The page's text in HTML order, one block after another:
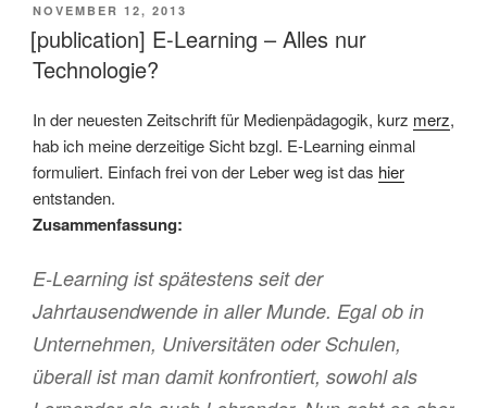
VERÖFFENTLICHT
AM
NOVEMBER 12, 2013
[publication] E-Learning – Alles nur
Technologie?
In der neuesten Zeitschrift für Medienpädagogik, kurz merz,
hab ich meine derzeitige Sicht bzgl. E-Learning einmal
formuliert. Einfach frei von der Leber weg ist das hier
entstanden.
Zusammenfassung:
E-Learning ist spätestens seit der
Jahrtausendwende in aller Munde. Egal ob in
Unternehmen, Universitäten oder Schulen,
überall ist man damit konfrontiert, sowohl als